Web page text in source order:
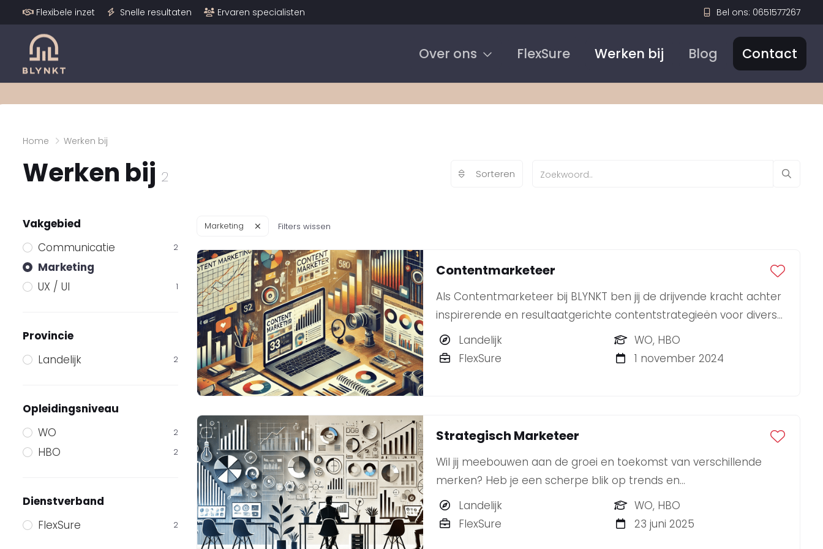
Home Werken bij
Werken bij 2 Sorteren
Vakgebied
Communicatie
2
Marketing
UX / UI
1
Provincie
Landelijk
2
Opleidingsniveau
WO
2
HBO 2
Dienstverband
FlexSure
2
Marketing Filters wissen
Contentmarketeer
Als Contentmarketeer bij BLYNKT ben jij de drijvende kracht achter
inspirerende en resultaatgerichte contentstrategieën voor diverse
klanten.Landelijk
WO, HBO
FlexSure
1 november 2024
Strategisch Marketeer
Wil jij meebouwen aan de groei en toekomst van verschillende
merken? Heb je een scherpe blik op trends en
marktontwikkelingen en weet je strategie om te zetten in
impactvolle campagnes? Dan zoeken wij jou als onze nieuwe
Landelijk
WO, HBO
FlexSure
23 juni 2025
Flexibele inzet Snelle resultaten Ervaren specialisten Bel ons: 0651577267
Over ons FlexSure Werken bij Blog Contact